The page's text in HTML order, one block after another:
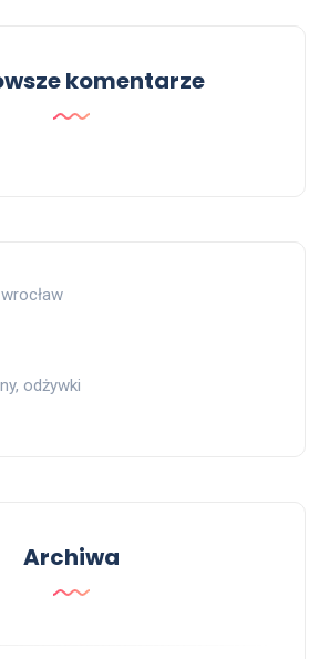
komentarze
odżywki
Archiwa